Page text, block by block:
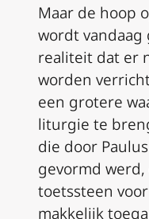
Maar de hoop
wordt
realiteit dat er
worden
een grotere
liturgie te
die door
gevormd
toetssteen
makkelijk